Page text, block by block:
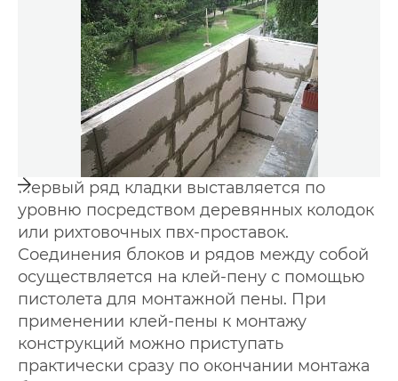
Первый ряд кладки выставляется по
уровню посредством деревянных колодок
или рихтовочных пвх-проставок.
Соединения блоков и рядов между собой
осуществляется на клей-пену с помощью
пистолета для монтажной пены. При
применении клей-пены к монтажу
конструкций можно приступать
практически сразу по окончании монтажа